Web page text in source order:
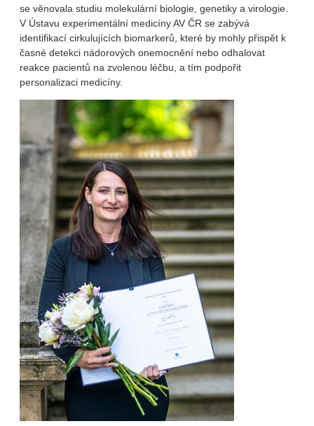
se věnovala studiu molekulární biologie, genetiky a virologie.
V Ústavu experimentální medicíny AV ČR se zabývá
identifikací cirkulujících biomarkerů, které by mohly přispět k
časné detekci nádorových onemocnění nebo odhalovat
reakce pacientů na zvolenou léčbu, a tím podpořit
personalizaci medicíny.